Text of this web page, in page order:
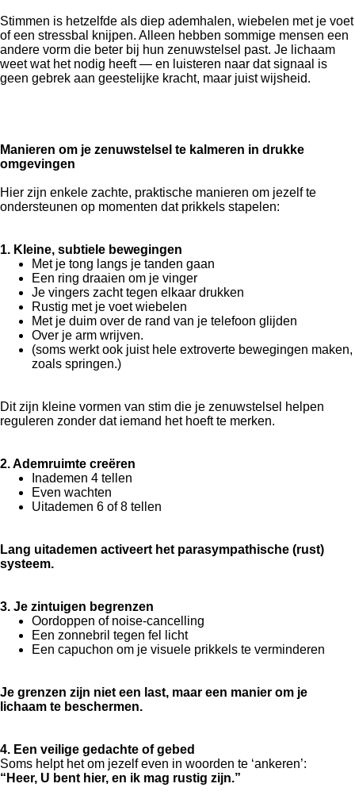
Stimmen is hetzelfde als diep ademhalen, wiebelen met je voet
of een stressbal knijpen. Alleen hebben sommige mensen een
andere vorm die beter bij hun zenuwstelsel past. Je lichaam
weet wat het nodig heeft — en luisteren naar dat signaal is
geen gebrek aan geestelijke kracht, maar juist wijsheid.
Manieren om je zenuwstelsel te kalmeren in drukke
omgevingen
Hier zijn enkele zachte, praktische manieren om jezelf te
ondersteunen op momenten dat prikkels stapelen:
1. Kleine, subtiele bewegingen
Met je tong langs je tanden gaan
Een ring draaien om je vinger
Je vingers zacht tegen elkaar drukken
Rustig met je voet wiebelen
Met je duim over de rand van je telefoon glijden
Over je arm wrijven.
(soms werkt ook juist hele extroverte bewegingen maken,
zoals springen.)
Dit zijn kleine vormen van stim die je zenuwstelsel helpen
reguleren zonder dat iemand het hoeft te merken.
2. Ademruimte creëren
Inademen 4 tellen
Even wachten
Uitademen 6 of 8 tellen
Lang uitademen activeert het parasympathische (rust)
systeem.
3. Je zintuigen begrenzen
Oordoppen of noise-cancelling
Een zonnebril tegen fel licht
Een capuchon om je visuele prikkels te verminderen
Je grenzen zijn niet een last, maar een manier om je
lichaam te beschermen.
4. Een veilige gedachte of gebed
Soms helpt het om jezelf even in woorden te ‘ankeren’:
“Heer, U bent hier, en ik mag rustig zijn.”